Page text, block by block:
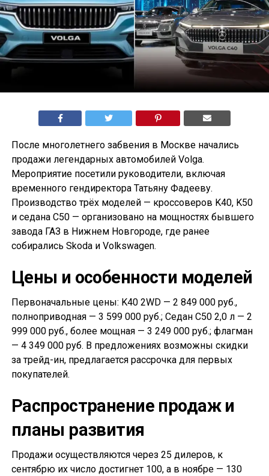
После многолетнего забвения в Москве начались
продажи легендарных автомобилей Volga.
Мероприятие посетили руководители, включая
временного гендиректора Татьяну Фадееву.
Производство трёх моделей — кроссоверов K40, K50
и седана С50 — организовано на мощностях бывшего
завода ГАЗ в Нижнем Новгороде, где ранее
собирались Skoda и Volkswagen.
Цены и особенности моделей
Первоначальные цены: K40 2WD — 2 849 000 руб.,
полноприводная — 3 599 000 руб.; Седан С50 2,0 л — 2
999 000 руб., более мощная — 3 249 000 руб.; флагман
— 4 349 000 руб. В предложениях возможны скидки
за трейд-ин, предлагается рассрочка для первых
покупателей.
Распространение продаж и
планы развития
Продажи осуществляются через 25 дилеров, к
сентябрю их число достигнет 100, а в ноябре — 130